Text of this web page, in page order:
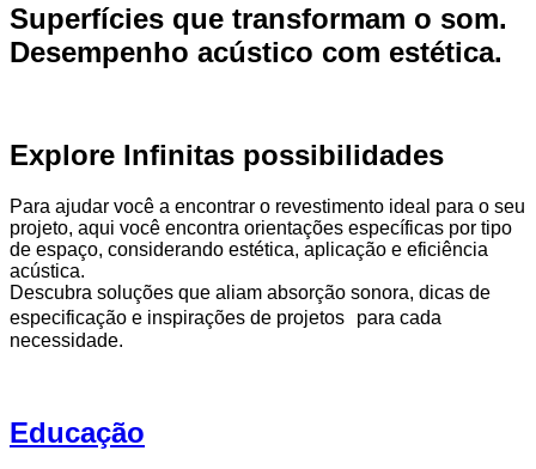
Superfícies que transformam o som.
Desempenho acústico com estética.
Explore Infinitas possibilidades
Para ajudar você a encontrar o revestimento ideal para o seu
projeto, aqui você encontra orientações específicas por tipo
de espaço, considerando estética, aplicação e eficiência
acústica.
Descubra soluções que aliam absorção sonora, dicas de
especificação e inspirações de projetos para cada
necessidade.
Educação